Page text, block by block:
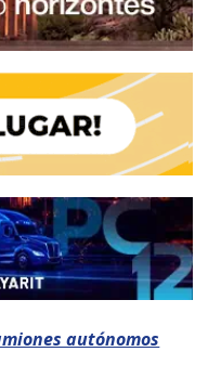
autónomos